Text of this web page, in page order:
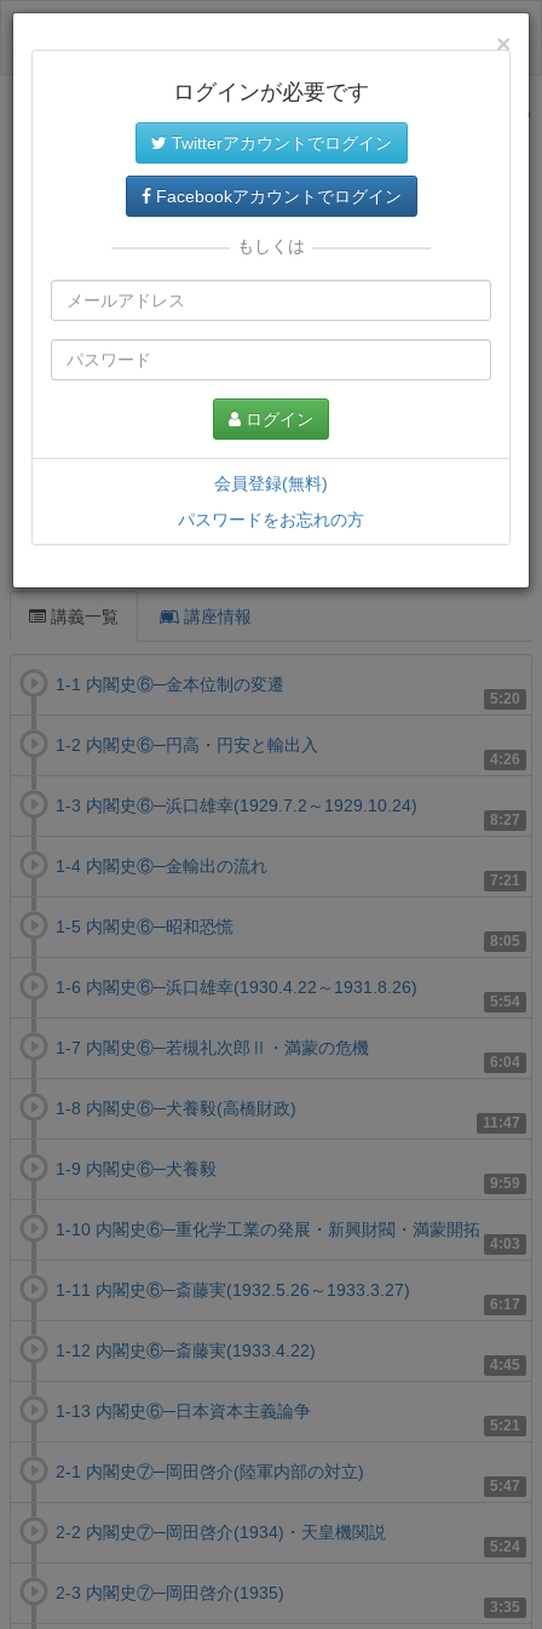
サイトトップに戻る
プレミアム会員では、教材がダウンロードでき、快適な動画
再生環境が提供されます。
講義一覧 講座情報
5:20
1-1 内閣史⑥─金本位制の変遷
4:26
1-2 内閣史⑥─円高・円安と輸出入
8:27
1-3 内閣史⑥─浜口雄幸(1929.7.2～1929.10.24)
7:21
1-4 内閣史⑥─金輸出の流れ
8:05
1-5 内閣史⑥─昭和恐慌
5:54
1-6 内閣史⑥─浜口雄幸(1930.4.22～1931.8.26)
6:04
1-7 内閣史⑥─若槻礼次郎Ⅱ・満蒙の危機
11:47
1-8 内閣史⑥─犬養毅(高橋財政)
9:59
1-9 内閣史⑥─犬養毅
4:03
1-10 内閣史⑥─重化学工業の発展・新興財閥・満蒙開拓
6:17
1-11 内閣史⑥─斎藤実(1932.5.26～1933.3.27)
4:45
1-12 内閣史⑥─斎藤実(1933.4.22)
5:21
1-13 内閣史⑥─日本資本主義論争
5:47
2-1 内閣史⑦─岡田啓介(陸軍内部の対立)
5:24
2-2 内閣史⑦─岡田啓介(1934)・天皇機関説
3:35
2-3 内閣史⑦─岡田啓介(1935)
×
ログインが必要です
Twitterアカウントでログイン
Facebookアカウントでログイン
もしくは
ログイン
会員登録(無料)
パスワードをお忘れの方